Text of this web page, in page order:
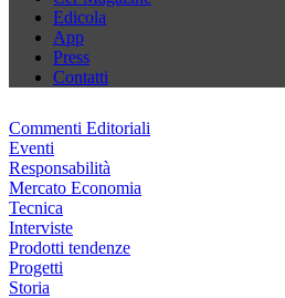
Edicola
App
Press
Contatti
Commenti Editoriali
Eventi
Responsabilità
Mercato Economia
Tecnica
Interviste
Prodotti tendenze
Progetti
Storia